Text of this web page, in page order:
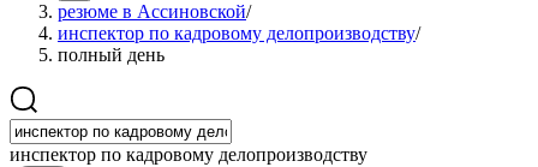
резюме в Ассиновской/
инспектор по кадровому делопроизводству/
полный день
инспектор по кадровому делопроизводству